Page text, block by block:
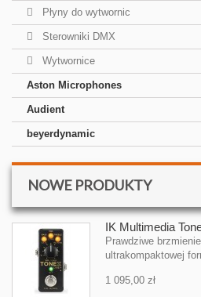
Płyny do wytwornic
Sterowniki DMX
Wytwornice
Aston Microphones
Audient
beyerdynamic
NOWE PRODUKTY
IK Multimedia
Prawdziwe
ultrakompaktowej
1 095,00 zł